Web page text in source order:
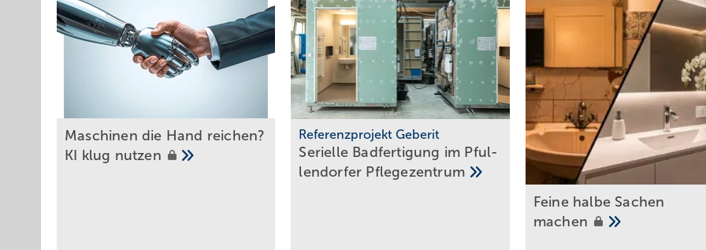
Baustellenmanagement, der Nutzung digitaler Tools auf der Baustelle und der Verlagerung von Arbeiten in die Vorfertigung.
BIM hat den Anstoß gegeben, uns vom ­Handwerksbetrieb zum digitalen ­
Unternehmen ­weiterzuentwickeln.
Christoph Ulland, SHK‑Unternehmer
Bild: Ulland
Maschinen die Hand reichen?
KI klug nutzen
Referenzprojekt Geberit
Serielle Badfertigung im Pful­
len­dor­fer Pfle­ge­zen­trum
Feine halbe Sachen
machen